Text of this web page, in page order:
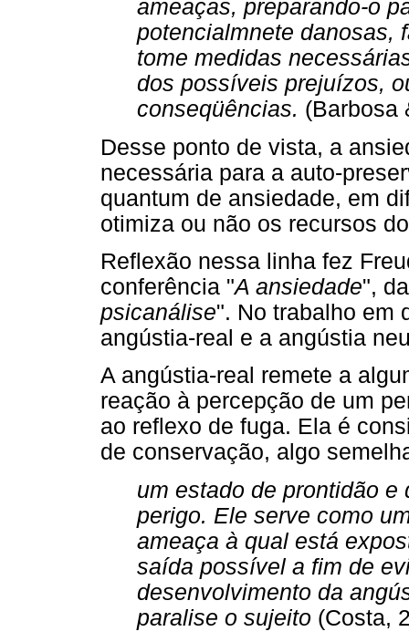
ameaças, preparando-o
potencialmnete danosas,
tome medidas
dos possíveis prejuízos,
conseqüências. (Barbosa
Desse ponto de vista, a
necessária para a auto-
quantum de ansiedade, em
otimiza ou não os recursos
Reflexão nessa linha fez
conferência "A ansiedade",
psicanálise". No trabalho em
angústia-real e a angústia
A angústia-real remete a
reação à percepção de um
ao reflexo de fuga. Ela é
de conservação, algo
um estado de prontidão
perigo. Ele serve como
ameaça à qual está
saída possível a fim de
desenvolvimento da
paralise o sujeito (Costa,